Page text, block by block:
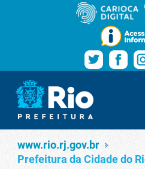
Pular para o conteúdo
Navegação
www.rio.rj.gov.br
Serviços
www.rio.rj.gov.br
Prefeitura da Cidade do